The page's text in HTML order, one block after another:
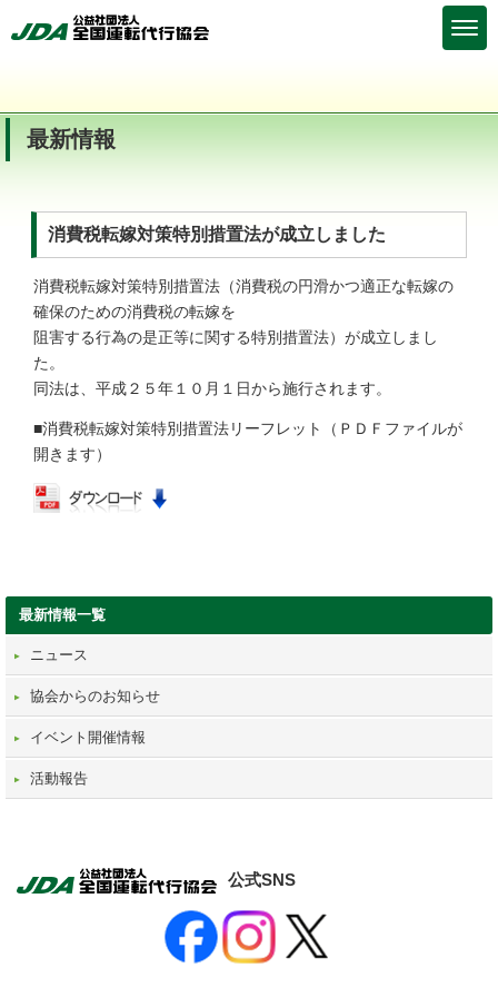
最新情報
消費税転嫁対策特別措置法が成立しました
消費税転嫁対策特別措置法（消費税の円滑かつ適正な転嫁の
確保のための消費税の転嫁を
阻害する行為の是正等に関する特別措置法）が成立しまし
た。
同法は、平成２５年１０月１日から施行されます。
■消費税転嫁対策特別措置法リーフレット（ＰＤＦファイルが
開きます）
最新情報一覧
ニュース
協会からのお知らせ
イベント開催情報
活動報告
公式SNS